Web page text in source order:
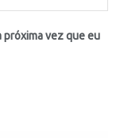
próxima vez que eu